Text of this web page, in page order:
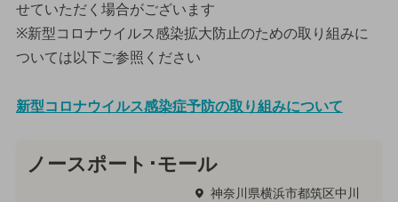
せていただく場合がございます
※新型コロナウイルス感染拡大防止のための取り組みに
ついては以下ご参照ください
新型コロナウイルス感染症予防の取り組みについて
ノースポート･モール
神奈川県横浜市都筑区中川